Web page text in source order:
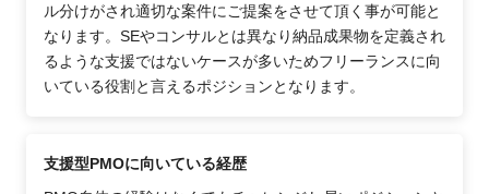
ル分けがされ適切な案件にご提案をさせて頂く事が可能と
なります。SEやコンサルとは異なり納品成果物を定義され
るような支援ではないケースが多いためフリーランスに向
いている役割と言えるポジションとなります。
支援型PMOに向いている経歴